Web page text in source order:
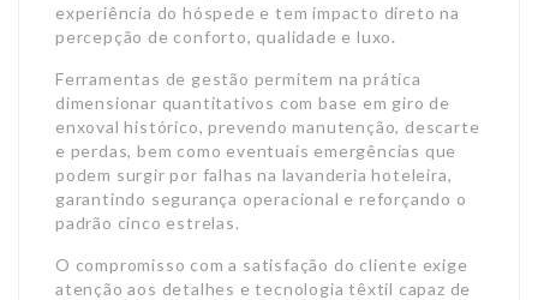
experiência do hóspede e tem impacto direto na
percepção de conforto, qualidade e luxo.
Ferramentas de gestão permitem na prática
dimensionar quantitativos com base em giro de
enxoval histórico, prevendo manutenção, descarte
e perdas, bem como eventuais emergências que
podem surgir por falhas na lavanderia hoteleira,
garantindo segurança operacional e reforçando o
padrão cinco estrelas.
O compromisso com a satisfação do cliente exige
atenção aos detalhes e tecnologia têxtil capaz de